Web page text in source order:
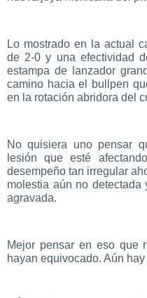
Lo mostrado en la actual
de 2-0 y una efectividad
estampa de lanzador
camino hacia el bullpen
en la rotación abridora del
No quisiera uno pensar
lesión que esté
desempeño tan irregular
molestia aún no
agravada.
Mejor pensar en eso que
hayan equivocado. Aún